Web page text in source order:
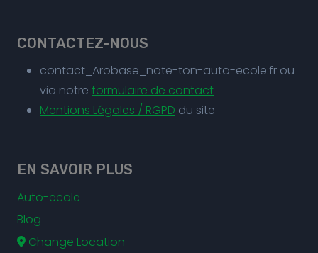
CONTACTEZ-NOUS
contact_Arobase_note-ton-auto-ecole.fr ou
via notre formulaire de contact
Mentions Légales / RGPD du site
EN SAVOIR PLUS
Auto-ecole
Blog
Change Location